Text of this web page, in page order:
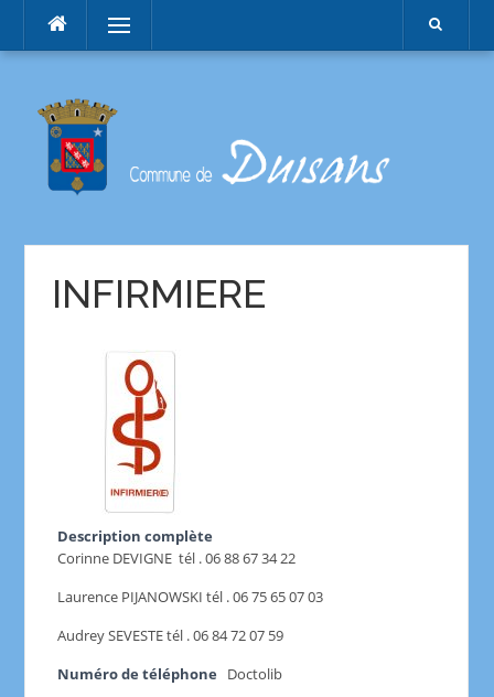
Menu
INFIRMIERE
Description complète
Corinne DEVIGNE tél . 06 88 67 34 22
Laurence PIJANOWSKI tél . 06 75 65 07 03
Audrey SEVESTE tél . 06 84 72 07 59
Numéro de téléphone
Doctolib